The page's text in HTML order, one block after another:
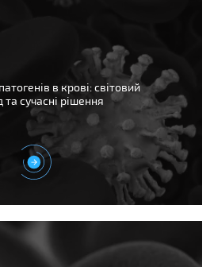
в крові: світовий
та сучасні рішення